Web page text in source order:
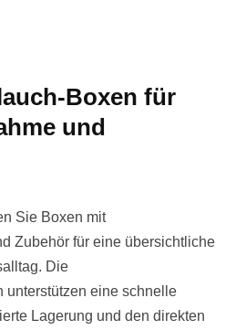
Boxen für
und
Sie Boxen mit
Zubehör für eine übersichtliche
Die
unterstützen eine schnelle
Lagerung und den direkten